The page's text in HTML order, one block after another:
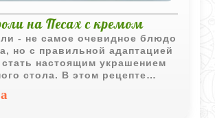
на Песах с кремом
- не самое очевидное блюдо
но с правильной адаптацией
стать настоящим украшением
стола. В этом рецепте
заварное тесто без
крем готовится на основе
и ванили - всё в рамках